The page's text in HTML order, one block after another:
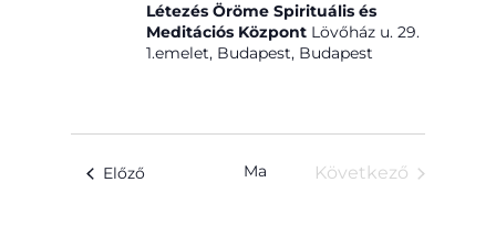
Létezés Öröme Spirituális és
Meditációs Központ Lövőház u. 29.
1.emelet, Budapest, Budapest
ElőzőEsemények Ma
Következő